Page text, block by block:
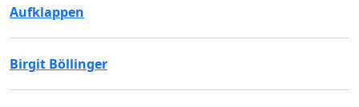
Aufklappen
Birgit Böllinger